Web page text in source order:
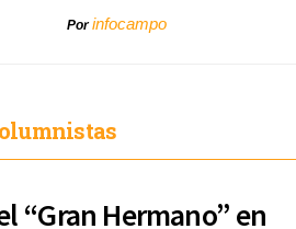
Porinfocampo
“Gran Hermano” en